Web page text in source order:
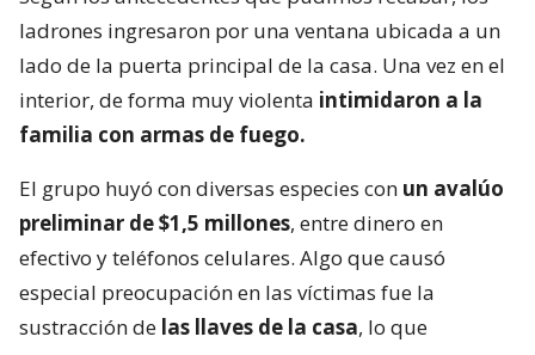
ladrones ingresaron por una ventana ubicada a un
lado de la puerta principal de la casa. Una vez en el
interior, de forma muy violenta intimidaron a la
familia con armas de fuego.
El grupo huyó con diversas especies con un avalúo
preliminar de $1,5 millones, entre dinero en
efectivo y teléfonos celulares. Algo que causó
especial preocupación en las víctimas fue la
sustracción de las llaves de la casa, lo que